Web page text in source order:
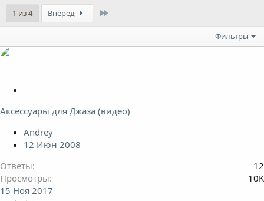
1 из 4 Вперёд
Фильтры
к
е
п
л
е
н
Аксессуары для Джаза (видео)
Andrey
12 Июн 2008
Ответы
12
Просмотры
10K
15 Ноя 2017